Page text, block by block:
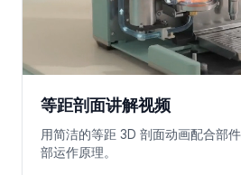
等距剖面讲解视频
用简洁的等距 3D 剖面动画配合部
部运作原理。